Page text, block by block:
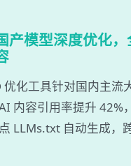
产模型深度优化
优化工具针对国内主流
内容引用率提升 42%
LLMs.txt 自动生成，